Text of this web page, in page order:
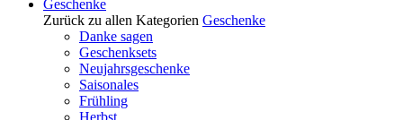
Geschenke
Zurück zu allen Kategorien Geschenke
Danke sagen
Geschenksets
Neujahrsgeschenke
Saisonales
Frühling
Herbst